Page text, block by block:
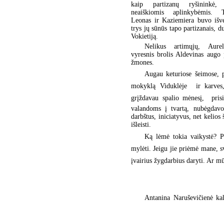
kaip partizanų
neaiškiomis aplinkybėmis.
Leonas ir Kaziemiera buvo
trys jų sūnūs tapo partizanais,
Vokietiją.
Nelikus artimųjų,
vyresnis brolis Aldevinas augo
žmones.
Augau keturiose
mokyklą Viduklėje  ir
grįždavau spalio mėnesį, 
valandoms į tvartą,
darbštus, iniciatyvus, net
išleisti.
Ką lėmė tokia vaikystė?
mylėti. Jeigu jie priėmė mane,
įvairius žygdarbius daryti. Ar
Antanina Naruševičienė